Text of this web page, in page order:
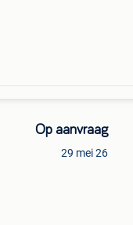
Op aanvraag
29 mei 26